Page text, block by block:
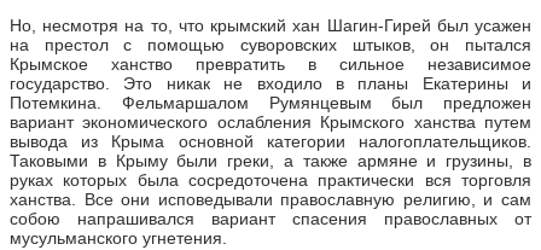
Но, несмотря на то, что крымский хан Шагин-Гирей был усажен
на престол с помощью суворовских штыков, он пытался
Крымское ханство превратить в сильное независимое
государство. Это никак не входило в планы Екатерины и
Потемкина. Фельмаршалом Румянцевым был предложен
вариант экономического ослабления Крымского ханства путем
вывода из Крыма основной категории налогоплательщиков.
Таковыми в Крыму были греки, а также армяне и грузины, в
руках которых была сосредоточена практически вся торговля
ханства. Все они исповедывали православную религию, и сам
собою напрашивался вариант спасения православных от
мусульманского угнетения.